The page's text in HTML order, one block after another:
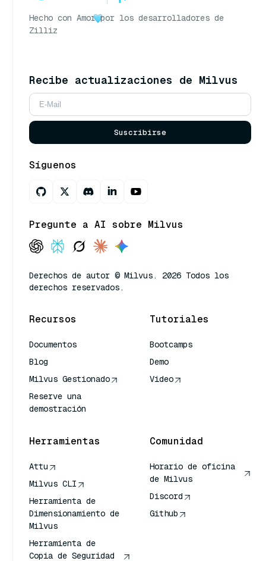
Hecho con Amor por los desarrolladores de
Zilliz
Recibe actualizaciones de Milvus
Suscribirse
Síguenos
Pregunte a AI sobre Milvus
Derechos de autor © Milvus. 2026 Todos los
derechos reservados.
Recursos
Documentos
Blog
Milvus Gestionado
Reserve una
demostración
Tutoriales
Bootcamps
Demo
Video
Herramientas
Attu
Milvus CLI
Herramienta de
Dimensionamiento de
Milvus
Herramienta de
Copia de Seguridad
Comunidad
Horario de oficina
de Milvus
Discord
Github